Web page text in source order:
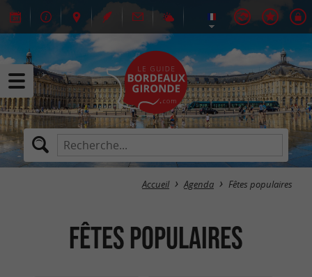
Accueil Agenda Fêtes populaires
Fêtes populaires